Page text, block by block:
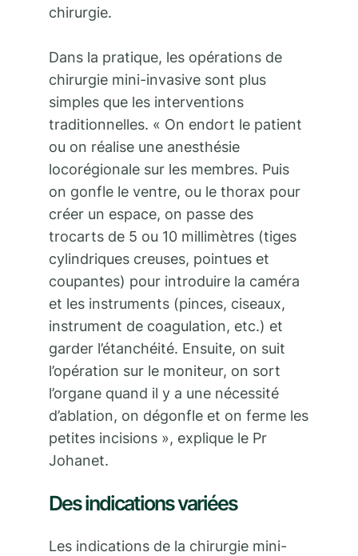
chirurgie.
Dans la pratique, les opérations de
chirurgie mini-invasive sont plus
simples que les interventions
traditionnelles. « On endort le patient
ou on réalise une anesthésie
locorégionale sur les membres. Puis
on gonfle le ventre, ou le thorax pour
créer un espace, on passe des
trocarts de 5 ou 10 millimètres (tiges
cylindriques creuses, pointues et
coupantes) pour introduire la caméra
et les instruments (pinces, ciseaux,
instrument de coagulation, etc.) et
garder l’étanchéité. Ensuite, on suit
l’opération sur le moniteur, on sort
l’organe quand il y a une nécessité
d’ablation, on dégonfle et on ferme les
petites incisions », explique le Pr
Johanet.
Des indications variées
Les indications de la chirurgie mini-